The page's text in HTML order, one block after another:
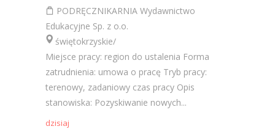
PODRĘCZNIKARNIA Wydawnictwo
Edukacyjne Sp. z o.o.
świętokrzyskie/
Miejsce pracy: region do ustalenia Forma
zatrudnienia: umowa o pracę Tryb pracy:
terenowy, zadaniowy czas pracy Opis
stanowiska: Pozyskiwanie nowych...
dzisiaj